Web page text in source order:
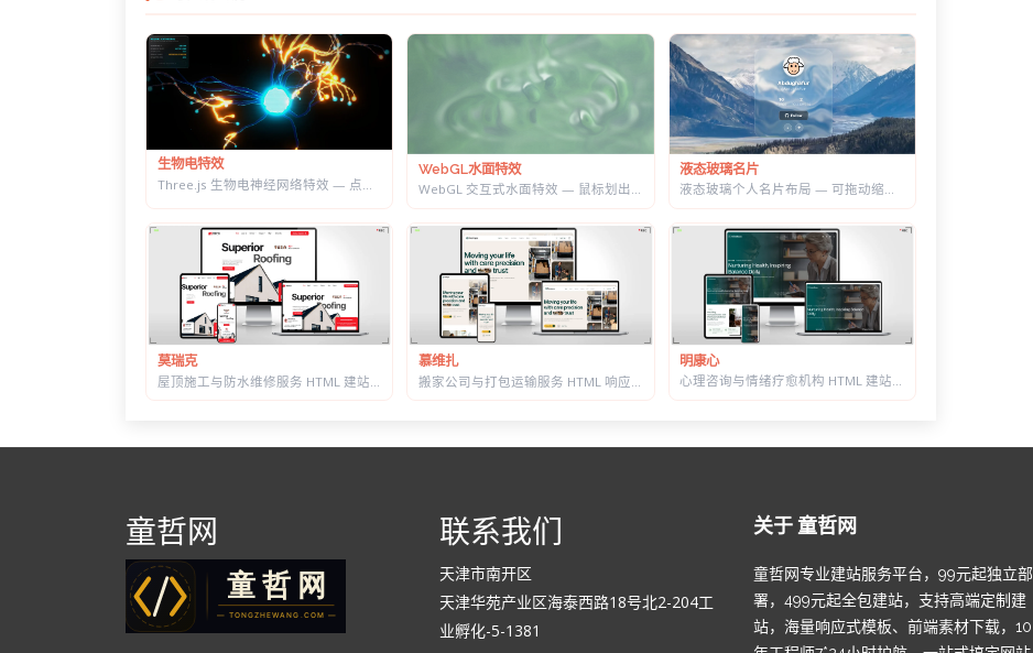
生物电特效
WebGL水面特效
WebGL 交互式水面特效 — 鼠标划出真实涟漪，带焦散光斑和五套水景预设
液态玻璃名片
莫瑞克
慕维扎
明康心
心理咨询与情绪疗愈机构 HTML 建站模板 | 个体咨询/家庭治疗/正念课程网站专用
童哲网 联系我们
天津市南开区
天津华苑产业区海泰西路18号北2-204工
业孵化-5-1381
关于 童哲网
童哲网专业建站服务平台，99元起独立部
署，499元起全包建站，支持高端定制建
站，海量响应式模板、前端素材下载，10